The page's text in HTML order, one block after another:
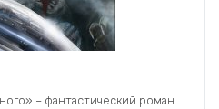
– фантастический роман